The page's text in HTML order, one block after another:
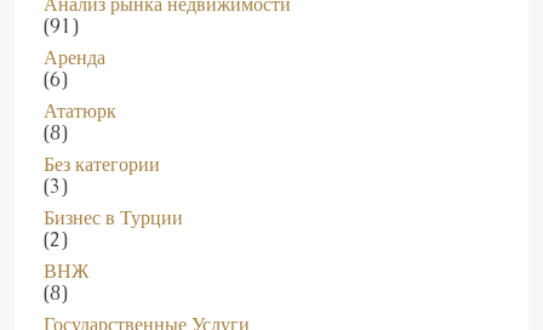
Аренда
(6)
Ататюрк
(8)
Без категории
(3)
Бизнес в Турции
(2)
ВНЖ
(8)
Государственные Услуги
(17)